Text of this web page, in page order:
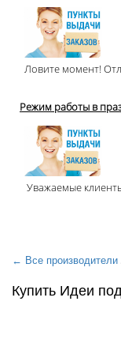
Ловите момент!
Режим работы в
Уважаемые
← Все производители
Купить Идеи